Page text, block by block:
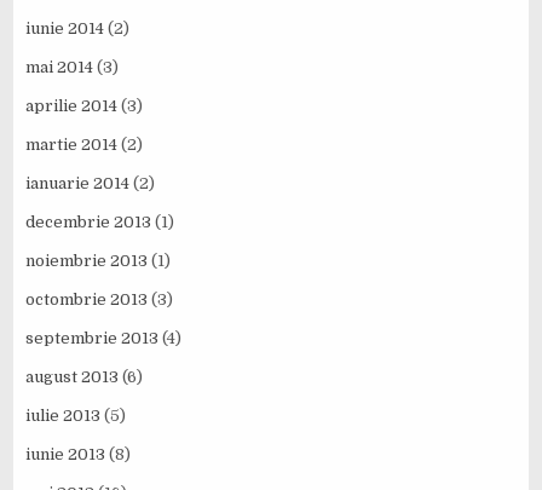
iunie 2014 (2)
mai 2014 (3)
aprilie 2014 (3)
martie 2014 (2)
ianuarie 2014 (2)
decembrie 2013 (1)
noiembrie 2013 (1)
octombrie 2013 (3)
septembrie 2013 (4)
august 2013 (6)
iulie 2013 (5)
iunie 2013 (8)